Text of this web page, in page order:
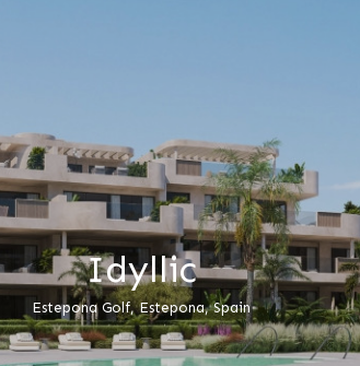
Idyllic
Estepona Golf, Estepona, Spain